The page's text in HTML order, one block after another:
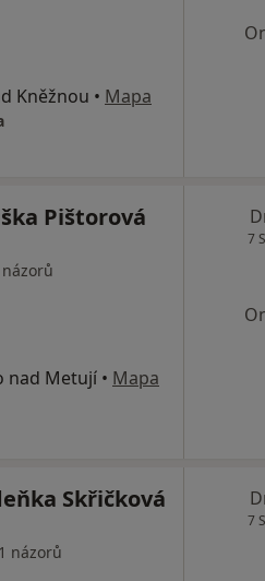
Kněžnou • Mapa
Pištorová
nad Metují • Mapa
7
Skřičková
názorů
7